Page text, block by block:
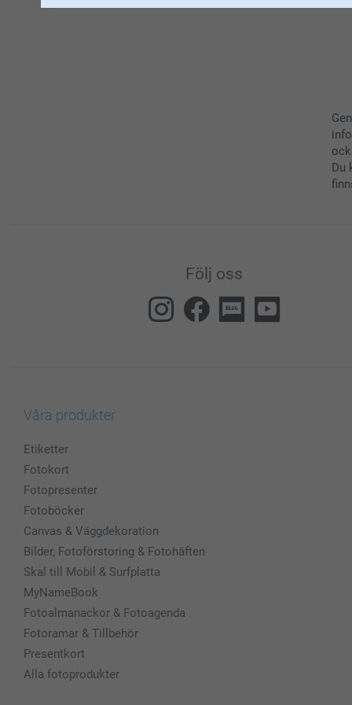
Du
Följ oss
Våra produkter
Etiketter
Fotokort
Fotopresenter
Fotoböcker
Canvas & Väggdekoration
Bilder, Fotoförstoring & Fotohäften
Skal till Mobil & Surfplatta
MyNameBook
Fotoalmanackor & Fotoagenda
Fotoramar & Tillbehör
Presentkort
Alla fotoprodukter